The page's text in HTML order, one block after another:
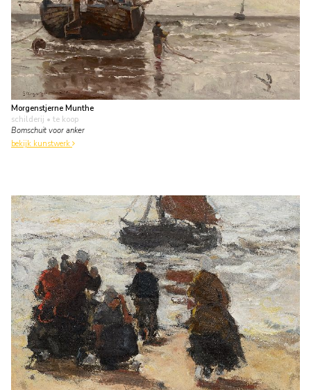
Morgenstjerne Munthe
schilderij • te koop
Bomschuit voor anker
bekijk kunstwerk